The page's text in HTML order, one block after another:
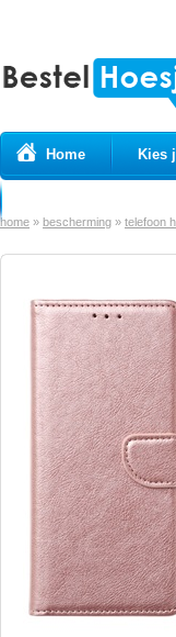
Home Kies
home » bescherming » telefoon